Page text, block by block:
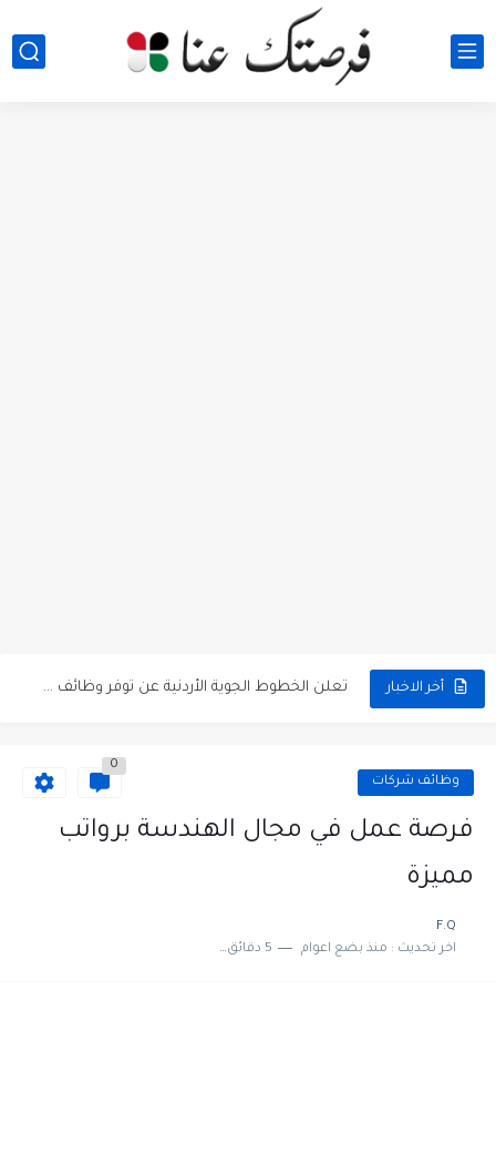
أخر الاخبار تعلن الخطوط الجوية الأردنية عن توفر وظائف شاغرة لمضيفي طيران
مطلوب عامل نظافة عدد 2 بدوام كامل او جزئي في... وظائف شركات
0
فرصة عمل في مجال الهندسة برواتب
مميزة
F.Q
اخر تحديث : منذ بضع اعوام 5 دقائق للقراءة